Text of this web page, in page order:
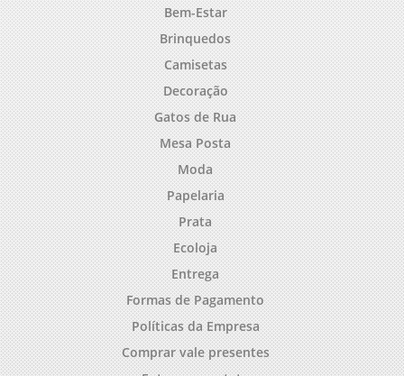
Bem-Estar
Brinquedos
Camisetas
Decoração
Gatos de Rua
Mesa Posta
Moda
Papelaria
Prata
Ecoloja
Entrega
Formas de Pagamento
Políticas da Empresa
Comprar vale presentes